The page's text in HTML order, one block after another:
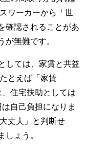
ワーカーから「世
確認されることがあ
が無難です。
しては、家賃と共益
とえば「家賃
住宅扶助としては
自己負担になりま
丈夫」と判断せ
しょう。